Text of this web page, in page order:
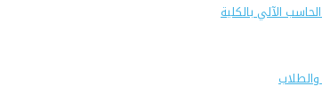
الآلي بالكلية